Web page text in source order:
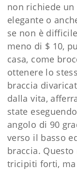
non richiede
elegante o
se non è
meno di $ 10,
casa, come
ottenere lo
braccia
dalla vita,
state
angolo di 90
verso il basso
braccia.
tricipiti forti,